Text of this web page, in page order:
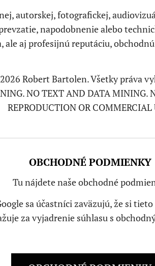
autorskej, fotografickej,
napodobnenie alebo
ale aj profesijnú reputáciu,
Robert Bartolen. Všetky práva
NO TEXT AND DATA MINING.
REPRODUCTION OR COMMERCIAL
OBCHODNÉ PODMIENKY
Tu nájdete naše obchodné
sa účastníci zaväzujú, že si
za vyjadrenie súhlasu s